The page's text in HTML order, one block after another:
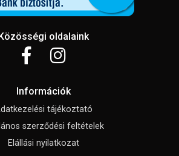
oldalaink
Információk
tájékoztató
szerződési feltételek
Elállási nyilatkozat